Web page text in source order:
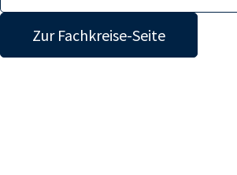
Zur Fachkreise-Seite